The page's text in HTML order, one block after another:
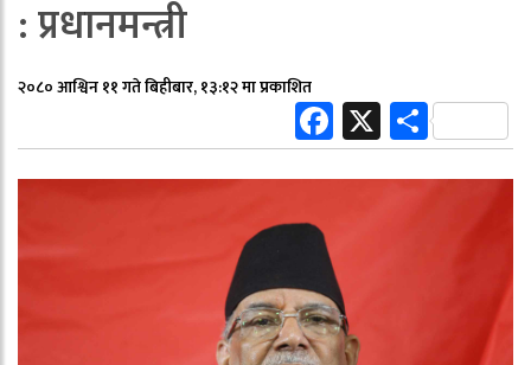
: प्रधानमन्त्री
२०८० आश्विन ११ गते बिहीबार, १३:१२ मा प्रकाशित
Facebook
XShare